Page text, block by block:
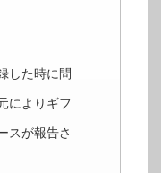
した時に問
によりギフ
スが報告さ